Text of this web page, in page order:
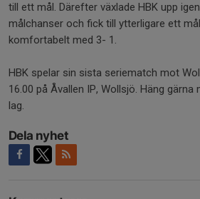
till ett mål. Därefter växlade HBK upp
målchanser och fick till ytterligare ett
komfortabelt med 3- 1.
HBK spelar sin sista seriematch mot
16.00 på Åvallen IP, Wollsjö. Häng
lag.
Dela nyhet